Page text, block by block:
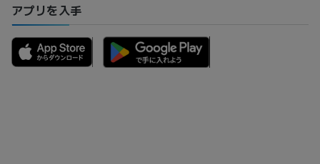
アプリを入手